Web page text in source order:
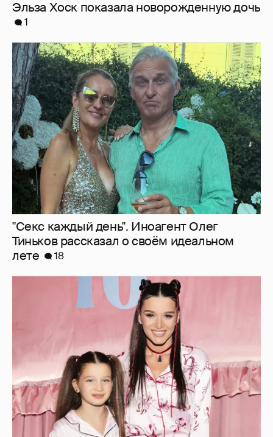
"Секс каждый день". Иноагент Олег
Тиньков рассказал о своём идеальном
лете
18
"Тебе тяжело на фоне идеальной сестры".
Ксению Бородину раскритиковали за
обращение к младшей дочери